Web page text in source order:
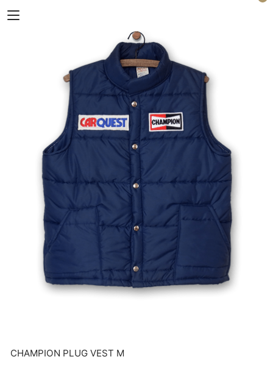
Horizon Blue
CHAMPION PLUG VEST M